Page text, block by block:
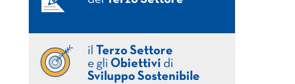
il
Terzo Settore
e gli Obiettivi di
Sviluppo Sostenibile